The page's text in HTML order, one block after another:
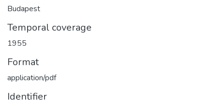
Budapest
Temporal coverage
1955
Format
application/pdf
Identifier